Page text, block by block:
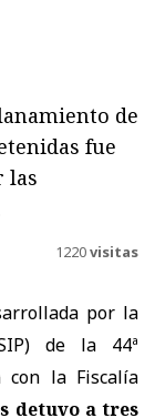
de
fue
las
1220visitas
por la
de la 44ª
con la Fiscalía
detuvo a tres